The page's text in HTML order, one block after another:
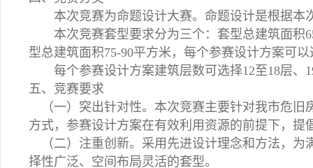
本次竞赛为命题设计大赛。命题设计是根据本
本次竞赛套型要求分为三个：套型总建筑面积
型总建筑面积75-90平方米，每个参赛设计方案可
每个参赛设计方案建筑层数可选择12至18层、
五、竞赛要求
（一）突出针对性。本次竞赛主要针对我市危旧
方式，参赛设计方案在有效利用资源的前提下，提
（二）注重创新。采用先进设计理念和方法，为
择性广泛、空间布局灵活的套型。